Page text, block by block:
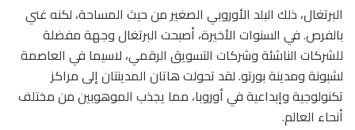
البرتغال، ذلك البلد الأوروبي الصغير من حيث المساحة، لكنه غني
بالفرص. في السنوات الأخيرة، أصبحت البرتغال وجهة مفضلة
للشركات الناشئة وشركات التسويق الرقمي، لاسيما في العاصمة
لشبونة ومدينة بورتو. لقد تحولت هاتان المدينتان إلى مراكز
تكنولوجية وإبداعية في أوروبا، مما يجذب الموهوبين من مختلف
أنحاء العالم.